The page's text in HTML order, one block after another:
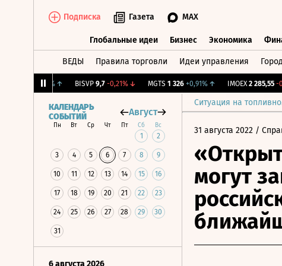
Подписка Газета MAX
Глобальные идеи Бизнес Экономика
ВЕДЫ Правила торговли Идеи управления
BISVP 9,7 -0,21%↓ MGTS 1 326 +0,91%↑ IMOEX 2 285,55 -0,7%
Ситуация на
КАЛЕНДАРЬ
СОБЫТИЙ
Август
Пн Вт Ср Чт Пт Сб Вс
1 2
3 4 5 6 7 8 9
10 11 12 13 14 15 16
17 18 19 20 21 22 23
24 25 26 27 28 29 30
31
6 августа 2026
31 августа 2022 /
могут